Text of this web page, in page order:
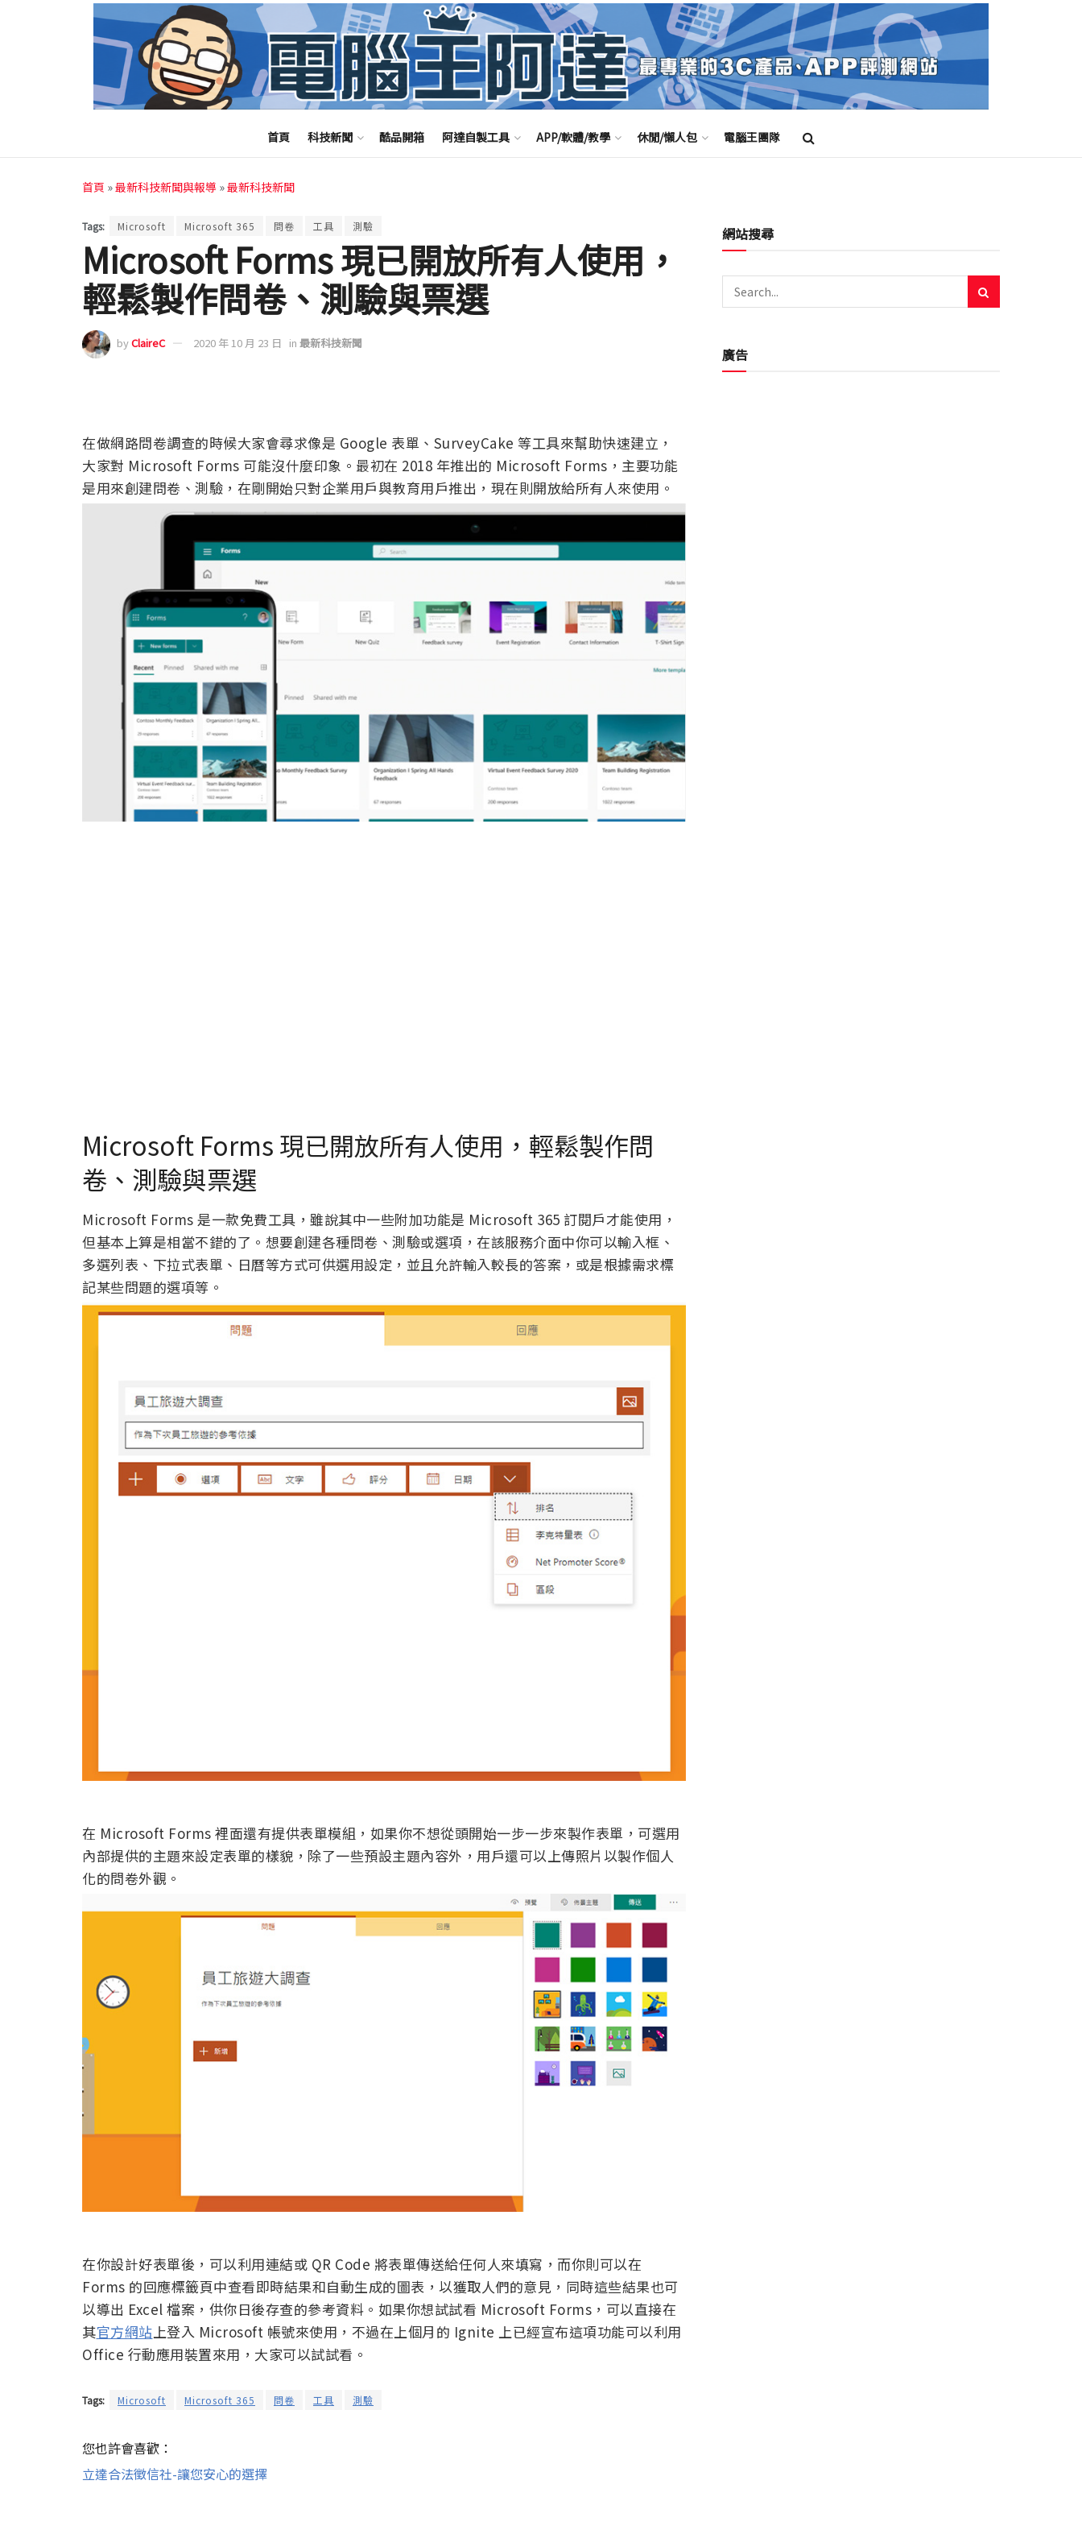
首頁 科技新聞 酷品開箱 阿達自製工具 APP/軟體/教學 休閒/懶人包 電腦王團隊
首頁 »最新科技新聞與報導 »最新科技新聞
Tags: Microsoft Microsoft 365 問卷 工具 測驗
Microsoft Forms 現已開放所有人使用，
輕鬆製作問卷、測驗與票選
byClaireC 2020 年 10 月 23 日 in 最新科技新聞
在做網路問卷調查的時候大家會尋求像是 Google 表單、SurveyCake 等工具來幫助快速建立，
大家對 Microsoft Forms 可能沒什麼印象。最初在 2018 年推出的 Microsoft Forms，主要功能
是用來創建問卷、測驗，在剛開始只對企業用戶與教育用戶推出，現在則開放給所有人來使用。
Microsoft Forms 現已開放所有人使用，輕鬆製作問
卷、測驗與票選
Microsoft Forms 是一款免費工具，雖說其中一些附加功能是 Microsoft 365 訂閱戶才能使用，
但基本上算是相當不錯的了。想要創建各種問卷、測驗或選項，在該服務介面中你可以輸入框、
多選列表、下拉式表單、日曆等方式可供選用設定，並且允許輸入較長的答案，或是根據需求標
記某些問題的選項等。
在 Microsoft Forms 裡面還有提供表單模組，如果你不想從頭開始一步一步來製作表單，可選用
內部提供的主題來設定表單的樣貌，除了一些預設主題內容外，用戶還可以上傳照片以製作個人
化的問卷外觀。
在你設計好表單後，可以利用連結或 QR Code 將表單傳送給任何人來填寫，而你則可以在
Forms 的回應標籤頁中查看即時結果和自動生成的圖表，以獲取人們的意見，同時這些結果也可
以導出 Excel 檔案，供你日後存查的參考資料。如果你想試試看 Microsoft Forms，可以直接在
其官方網站上登入 Microsoft 帳號來使用，不過在上個月的 Ignite 上已經宣布這項功能可以利用
Office 行動應用裝置來用，大家可以試試看。
Tags: Microsoft Microsoft 365 問卷 工具 測驗
您也許會喜歡：
立達合法徵信社-讓您安心的選擇
網站搜尋
廣告